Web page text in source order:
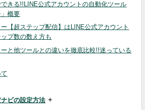
きる!!LINE公式アカウントの自動化ツール
」概要
【超ステップ配信】はLINE公式アカウント
プ数の数え方も
と他ツールとの違いを徹底比較!!迷っている
ビの設定方法